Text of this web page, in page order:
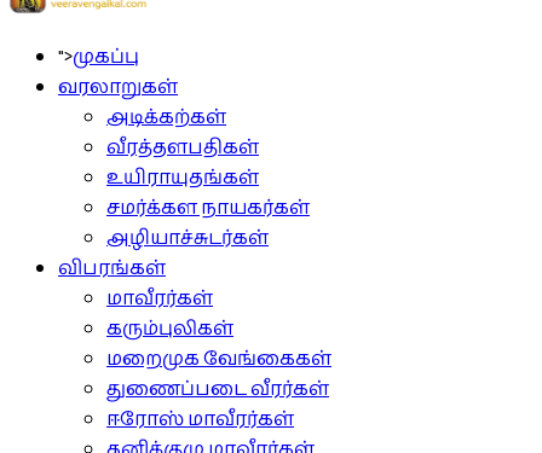
">முகப்பு
வரலாறுகள்
அடிக்கற்கள்
வீரத்தளபதிகள்
உயிராயுதங்கள்
சமர்க்கள நாயகர்கள்
அழியாச்சுடர்கள்
விபரங்கள்
மாவீரர்கள்
கரும்புலிகள்
மறைமுக வேங்கைகள்
துணைப்படை வீரர்கள்
ஈரோஸ் மாவீரர்கள்